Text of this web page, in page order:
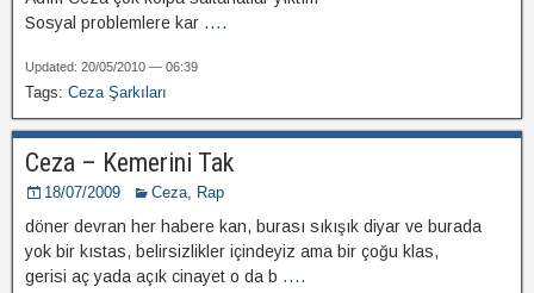
Sosyal problemlere kar ....
Updated: 20/05/2010 — 06:39
Tags: Ceza Şarkıları
Ceza – Kemerini Tak
18/07/2009 Ceza, Rap
döner devran her habere kan, burası sıkışık diyar ve burada
yok bir kıstas, belirsizlikler içindeyiz ama bir çoğu klas,
gerisi aç yada açık cinayet o da b ....